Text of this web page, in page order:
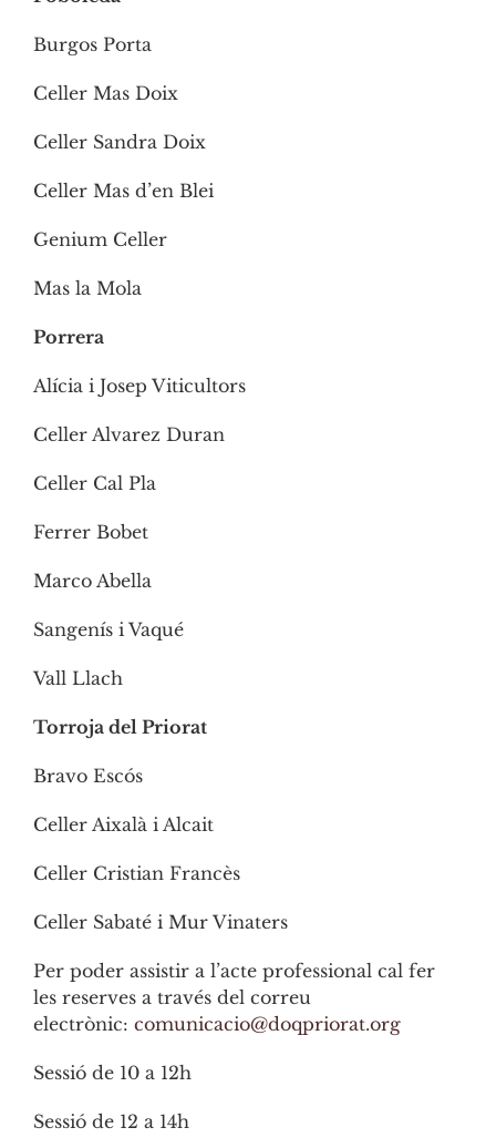
Burgos Porta
Celler Mas Doix
Celler Sandra Doix
Celler Mas d’en Blei
Genium Celler
Mas la Mola
Porrera
Alícia i Josep Viticultors
Celler Alvarez Duran
Celler Cal Pla
Ferrer Bobet
Marco Abella
Sangenís i Vaqué
Vall Llach
Torroja del Priorat
Bravo Escós
Celler Aixalà i Alcait
Celler Cristian Francès
Celler Sabaté i Mur Vinaters
Per poder assistir a l’acte professional cal fer
les reserves a través del correu
electrònic: comunicacio@doqpriorat.org
Sessió de 10 a 12h
Sessió de 12 a 14h